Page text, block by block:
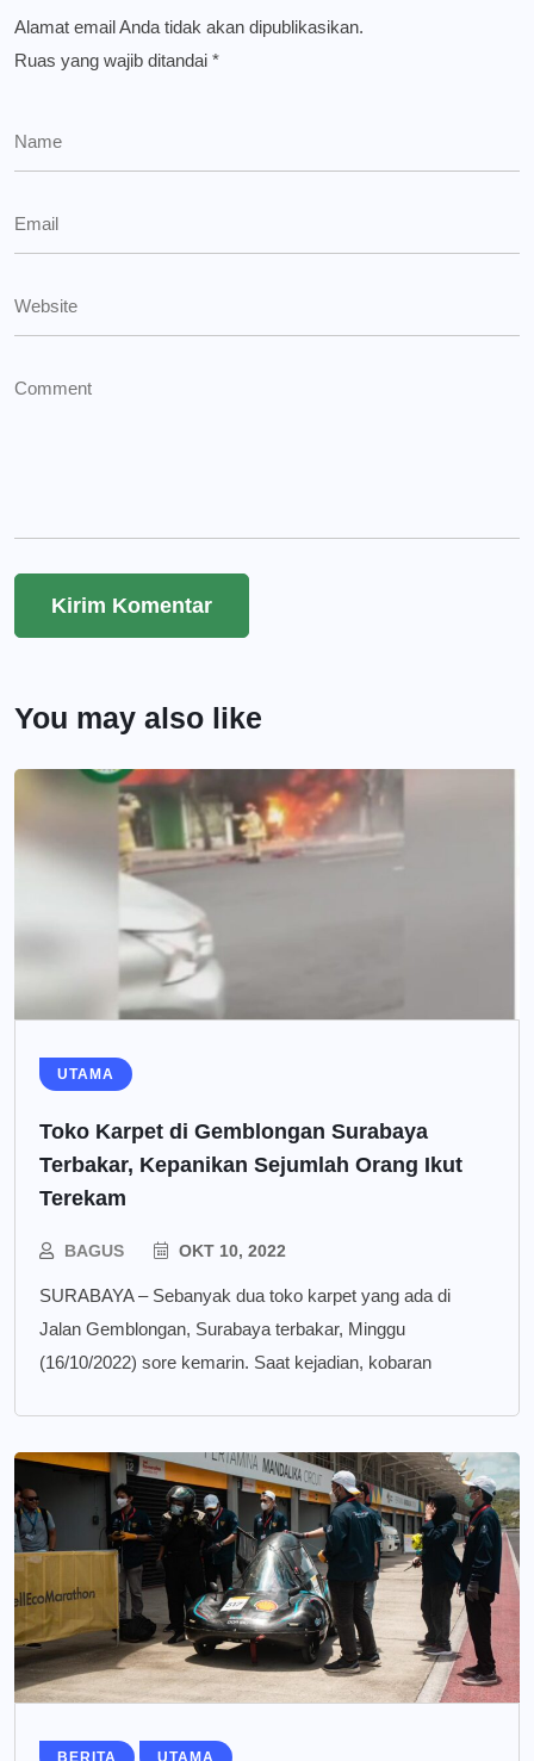
Alamat email Anda tidak akan dipublikasikan.
Ruas yang wajib ditandai *
You may also like
UTAMA
Toko Karpet di Gemblongan Surabaya
Terbakar, Kepanikan Sejumlah Orang Ikut
Terekam
BAGUS OKT 10, 2022
SURABAYA – Sebanyak dua toko karpet yang ada di
Jalan Gemblongan, Surabaya terbakar, Minggu
(16/10/2022) sore kemarin. Saat kejadian, kobaran